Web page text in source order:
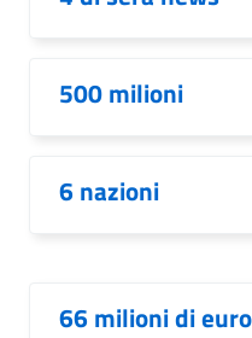
500 milioni
6 nazioni
66 milioni di euro